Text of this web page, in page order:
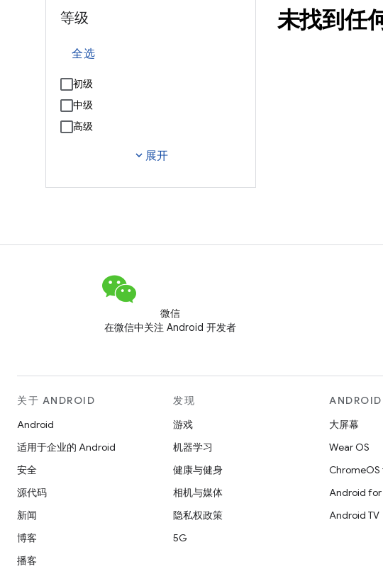
等级
全选
初级
中级
高级
expand_more 展开
未找到任
微信
在微信中关注 Android 开发者
关于 ANDROID
Android
适用于企业的 Android
安全
源代码
新闻
博客
播客
发现
游戏
机器学习
健康与健身
相机与媒体
隐私权政策
5G
ANDROID
大屏幕
Wear OS
ChromeOS
Android for
Android TV